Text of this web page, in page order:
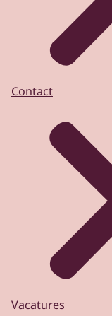
Contact
Vacatures